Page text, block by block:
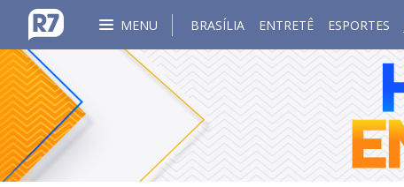
MENU BRASÍLIA ENTRETÊ ESPORTES